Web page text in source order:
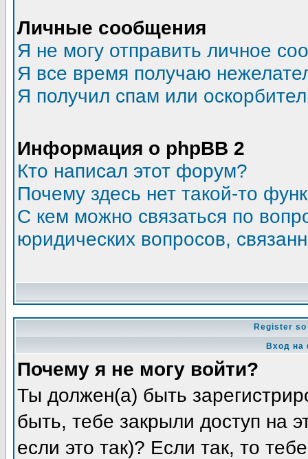
Личные сообщения
Я не могу отправить личное
Я все время получаю
Я получил спам или
Информация о phpBB 2
Кто написал этот форум?
Почему здесь нет такой-то
С кем можно связаться по
юридических вопросов,
Register
Вход на
Почему я не могу войти?
Ты должен(а) быть
быть, тебе закрыли доступ на
если это так)? Если так, то